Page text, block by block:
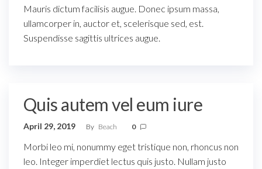
Mauris dictum facilisis augue. Donec ipsum massa,
ullamcorper in, auctor et, scelerisque sed, est.
Suspendisse sagittis ultrices augue.
Quis autem vel eum iure
April 29, 2019 By Beach 0
Morbi leo mi, nonummy eget tristique non, rhoncus non
leo. Integer imperdiet lectus quis justo. Nullam justo